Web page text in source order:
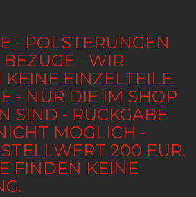
- POLSTERUNGEN
- WIR
KEINE EINZELTEILE
- NUR DIE IM SHOP
SIND - RÜCKGABE
MÖGLICH -
200 EUR.
FINDEN KEINE